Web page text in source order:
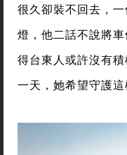
很久卻裝不回去，
燈，他二話不說將
得台東人或許沒有
一天，她希望守護這